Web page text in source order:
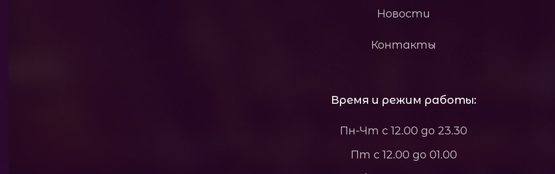
Новости
Контакты
Время и режим работы:
Пн-Чт с 12.00 до 23.30
Пт с 12.00 до 01.00